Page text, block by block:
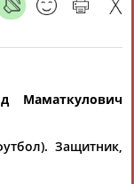
поиск
Маматкулович
Защитник,